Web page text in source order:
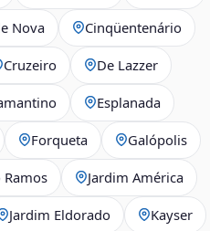
Nova Cinqüentenário
Cruzeiro De Lazzer
Esplanada
Forqueta Galópolis
Ramos Jardim América
Jardim Eldorado Kayser